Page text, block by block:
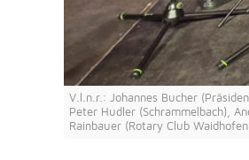
V.l.n.r.: Johannes Bucher
Peter Hudler (Schrammelbach),
Rainbauer (Rotary Club
Cookie Laufzeit: 24 Stunden
Google Tag Manager
Anbieter: Google LLC